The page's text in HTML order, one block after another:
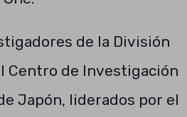
de la División
Centro de Investigación
Japón, liderados por el